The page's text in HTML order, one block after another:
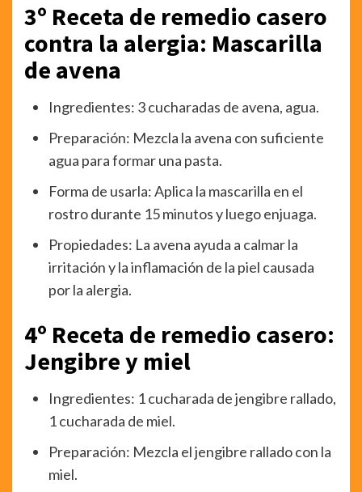
3º Receta de remedio casero
contra la alergia: Mascarilla
de avena
Ingredientes: 3 cucharadas de avena, agua.
Preparación: Mezcla la avena con suficiente
agua para formar una pasta.
Forma de usarla: Aplica la mascarilla en el
rostro durante 15 minutos y luego enjuaga.
Propiedades: La avena ayuda a calmar la
irritación y la inflamación de la piel causada
por la alergia.
4º Receta de remedio casero:
Jengibre y miel
Ingredientes: 1 cucharada de jengibre rallado,
1 cucharada de miel.
Preparación: Mezcla el jengibre rallado con la
miel.